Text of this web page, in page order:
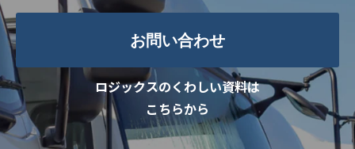
お問い合わせ
ロジックスのくわしい資料は
こちらから